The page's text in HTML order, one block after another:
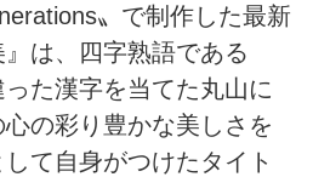
〟で制作した最新
は、四字熟語である
った漢字を当てた丸山に
の彩り豊かな美しさを
て自身がつけたタイト